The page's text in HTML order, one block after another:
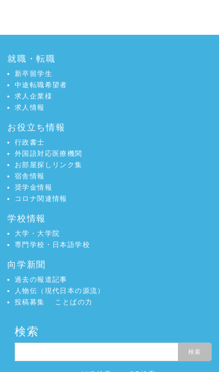
就職・転職
新卒留学生
中途転職希望者
求人企業様
求人情報
お役立ち情報
行政書士
外国語対応医療機関
お部屋探しリンク集
宿舎情報
奨学金情報
コロナ関連情報
学校情報
大学・大学院
専門学校・日本語学校
向学新聞
過去の報道記事
人物伝（現代日本の源流）
投稿募集
ことばの力
検索